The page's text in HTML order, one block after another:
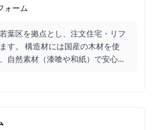
ォーム
葉区を拠点とし、注文住宅・リフ
す。 構造材には国産の木材を使
自然素材（漆喰や和紙）で安心快